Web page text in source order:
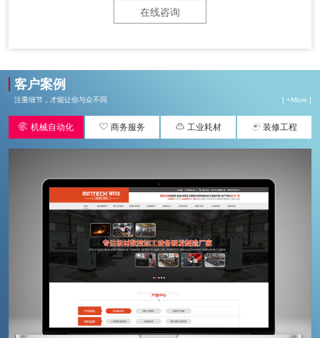
在线咨询
客户案例
注重细节，才能让你与众不同 [ +More ]
 机械自动化  商务服务  工业耗材  装修工程